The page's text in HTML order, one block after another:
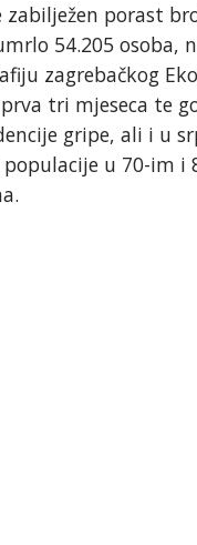
zabilježen porast
54.205 osoba,
zagrebačkog
tri mjeseca te
gripe, ali i u
u 70-im i